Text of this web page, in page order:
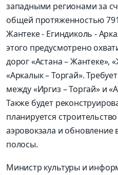
западными регионами за
общей протяженностью
Жантеке - Егиндиколь -
этого предусмотрено
дорог «Астана – Жантеке»,
«Аркалык – Торгай».
между «Иргиз – Торгай» и
Также будет
планируется
аэровокзала и обновление
полосы.
Министр культуры и